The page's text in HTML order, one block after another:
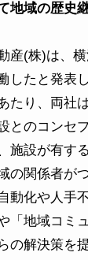
地域の歴史
(株)は、横
したと発表し
り、両社
とのコンセ
施設が有す
の関係者が
動化や人手
「地域コミ
の解決策を